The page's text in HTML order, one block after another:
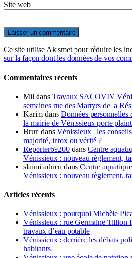
Site web
Ce site utilise Akismet pour réduire les
sur la façon dont les données de vos
Commentaires récents
Mil dans Travaux SACOVIV
semaines rue des Martyrs de la
Karim dans Données personnelles
la mairie de Vénissieux porte
Brun dans Vénissieux : les
majorité, intox ou vérité ?
Reporter69200 dans Centre
Vénissieux : nouveau règlement,
slaimi adnen dans Centre
Vénissieux : nouveau règlement,
Articles récents
Vénissieux : pourquoi Michèle
Vénissieux : rue Germaine Tillion
travaux d’eau potable
Vénissieux : derrière les débats
habitants